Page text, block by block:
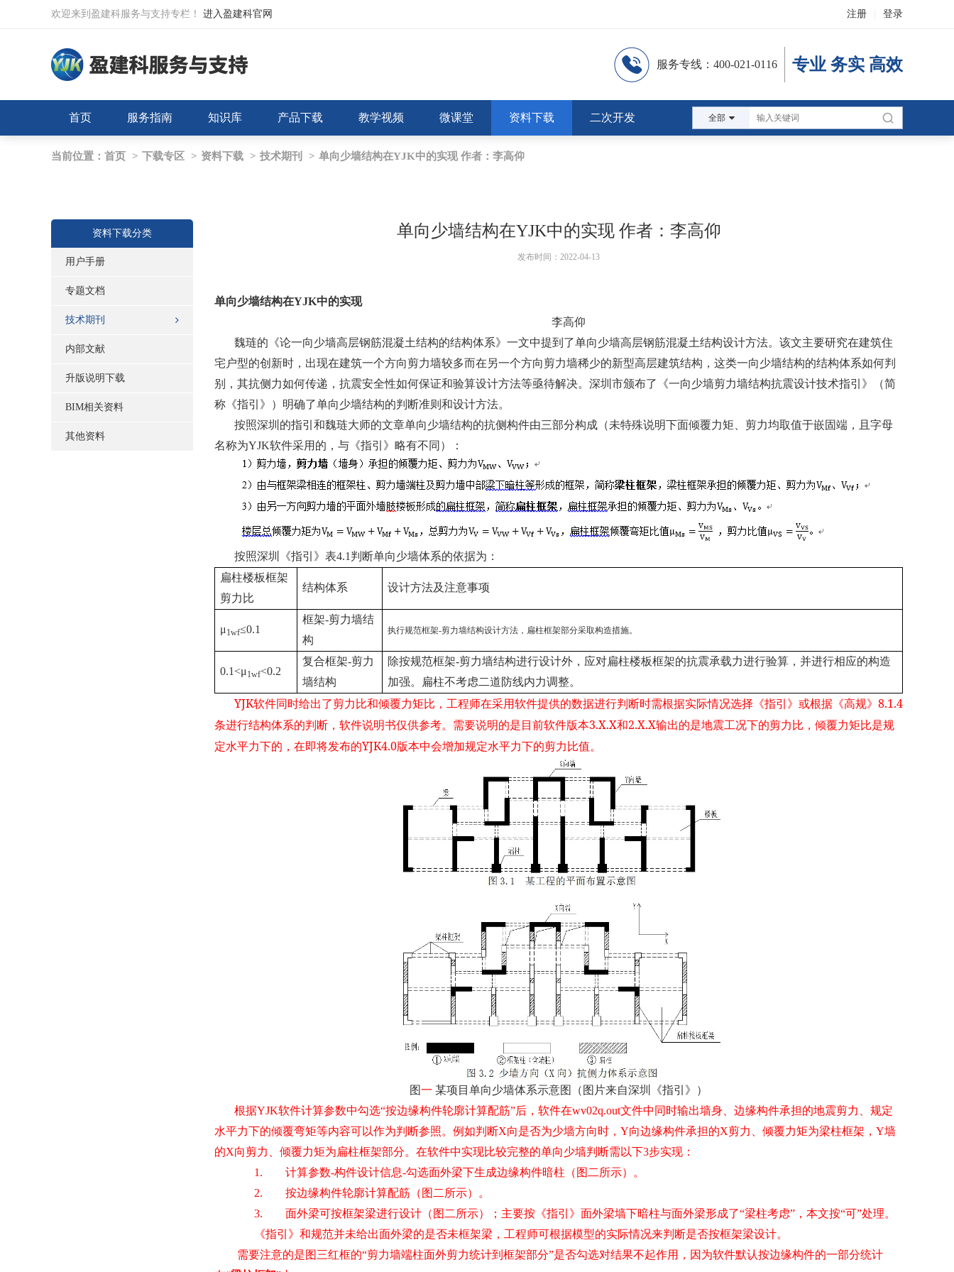
欢迎来到盈建科服务与支持专栏！ 进入盈建科官网 注册 登录
服务专线：400-021-0116 专业 务实 高效
首页 服务指南 知识库 产品下载 教学视频 微课堂 资料下载 二次开发 全部
当前位置： 首页 > 下载专区 > 资料下载 > 技术期刊 > 单向少墙结构在YJK中的实现 作者：李高仰
资料下载分类
用户手册
专题文档
技术期刊
内部文献
升版说明下载
BIM相关资料
其他资料
单向少墙结构在YJK中的实现 作者：李高仰
发布时间：2022-04-13
单向少墙结构在YJK中的实现
李高仰
魏琏的《论一向少墙高层钢筋混凝土结构的结构体系》一文中提到了单向少墙高层钢筋混凝土结构设计方法。该文主要研究在建筑住
宅户型的创新时，出现在建筑一个方向剪力墙较多而在另一个方向剪力墙稀少的新型高层建筑结构，这类一向少墙结构的结构体系如何判
别，其抗侧力如何传递，抗震安全性如何保证和验算设计方法等亟待解决。深圳市颁布了《一向少墙剪力墙结构抗震设计技术指引》（简
称《指引》）明确了单向少墙结构的判断准则和设计方法。
按照深圳的指引和魏琏大师的文章单向少墙结构的抗侧构件由三部分构成（未特殊说明下面倾覆力矩、剪力均取值于嵌固端，且字母
名称为YJK软件采用的，与《指引》略有不同）：
按照深圳《指引》表4.1 判断单向少墙体系的依据为：
扁柱楼板框架
剪力比
结构体系 设计方法及注意事项
μ 1wf≤0.1
框架-剪力墙结
构
执行规范框架-剪力墙结构设计方法，扁柱框架部分采取构造措施。
0.1<μ 1wf<0.2
复合框架-剪力
墙结构
除按规范框架-剪力墙结构进行设计外，应对扁柱楼板框架的抗震承载力进行验算，并进行相应的构造
加强。扁柱不考虑二道防线内力调整。
YJK软件同时给出了剪力比和倾覆力矩比，工程师在采用软件提供的数据进行判断时需根据实际情况选择《指引》或根据《高规》 8.1.4
条进行结构体系的判断，软件说明书仅供参考。需要说明的是目前软件版本3.X.X和2.X.X输出的是地震工况下的剪力比，倾覆力矩比是规
定水平力下的，在即将发布的YJK4.0版本中会增加规定水平力下的剪力比值。
图一 某项目单向少墙体系示意图（图片来自深圳《指引》）
根据YJK软件计算参数中勾选“按边缘构件轮廓计算配筋”后，软件在wv02q.out文件中同时输出墙身、边缘构件承担的地震剪力、规定
水平力下的倾覆弯矩等内容可以作为判断参照。例如判断X向是否为少墙方向时， Y向边缘构件承担的X剪力、倾覆力矩为梁柱框架， Y墙
的X向剪力、倾覆力矩为扁柱框架部分。在软件中实现比较完整的单向少墙判断需以下3步实现：
1.
计算参数-构件设计信息-勾选面外梁下生成边缘构件暗柱（图二所示）。
2.
按边缘构件轮廓计算配筋（图二所示）。
3.
面外梁可按框架梁进行设计（图二所示）；主要按《指引》面外梁墙下暗柱与面外梁形成了“梁柱考虑”，本文按“可”处理。
《指引》和规范并未给出面外梁的是否未框架梁，工程师可根据模型的实际情况来判断是否按框架梁设计。
需要注意的是图三红框的“剪力墙端柱面外剪力统计到框架部分”是否勾选对结果不起作用，因为软件默认按边缘构件的一部分统计